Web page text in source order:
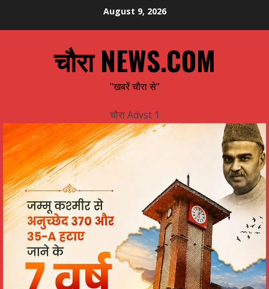
August 9, 2026
चौरा NEWS.COM
"खबरें चौरा से"
चौरा Advst 1